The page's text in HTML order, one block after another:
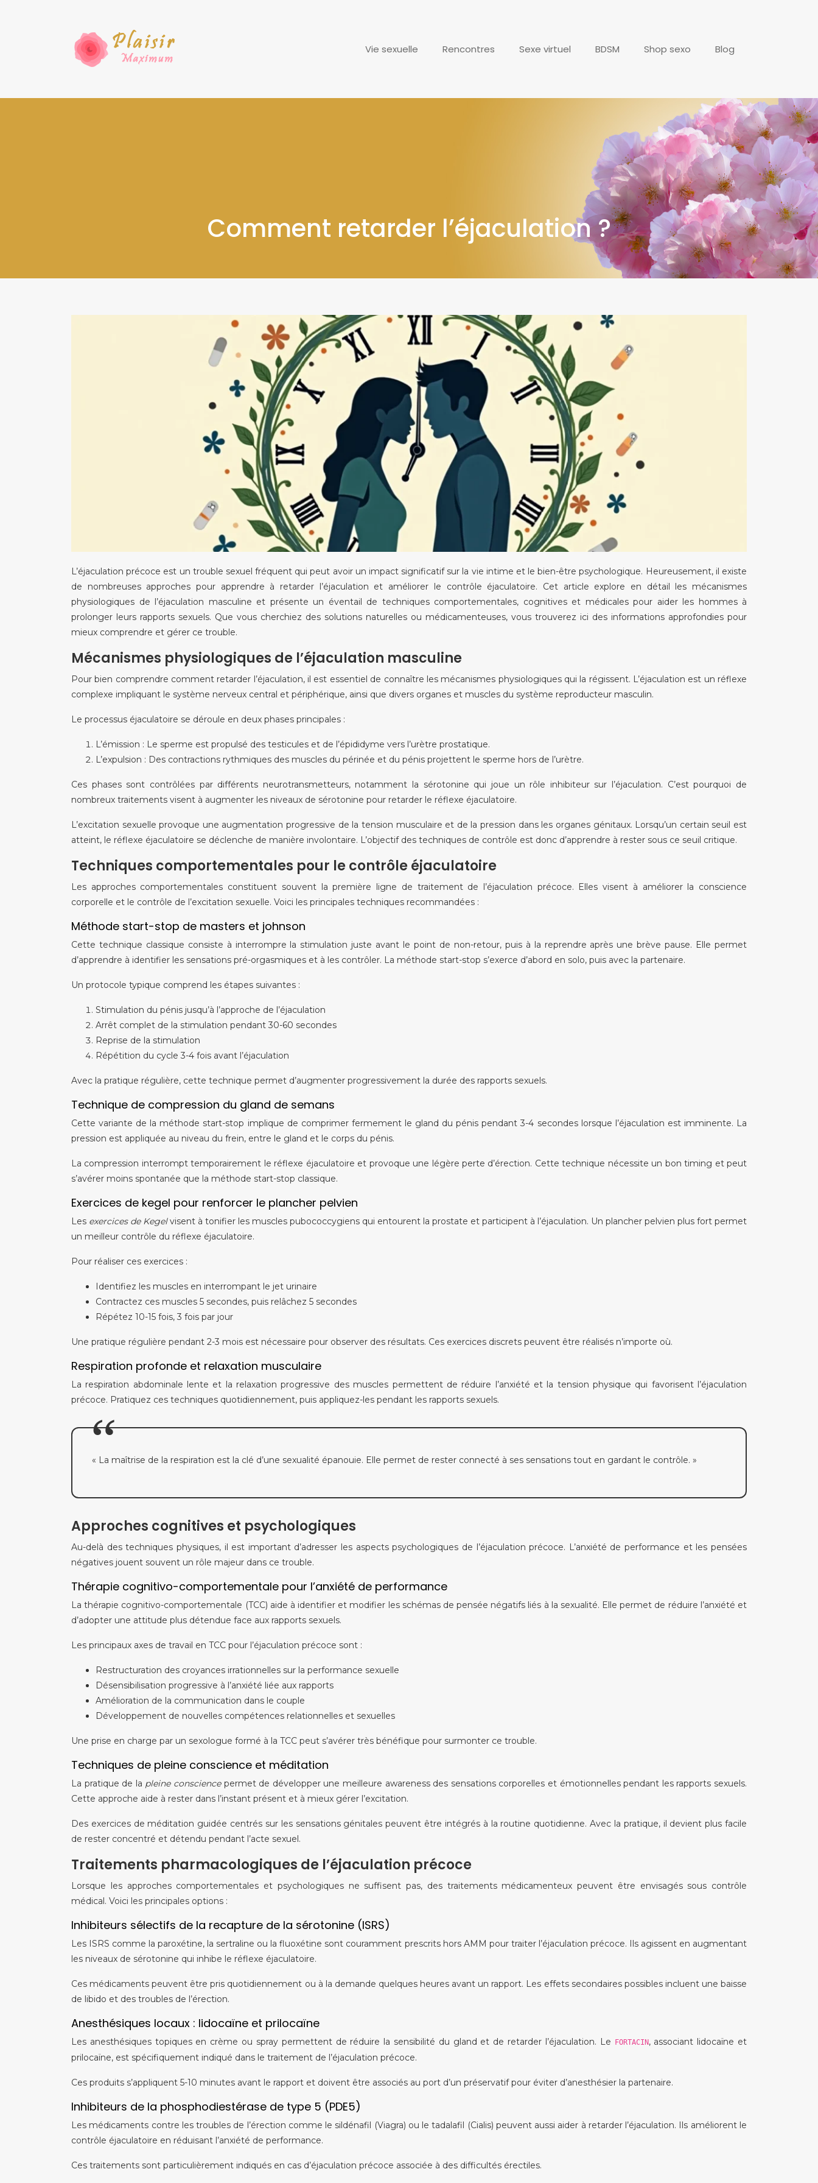
Vie sexuelle Rencontres Sexe virtuel BDSM Shop sexo Blog
Comment retarder l’éjaculation ?
L’éjaculation précoce est un trouble sexuel fréquent qui peut avoir un impact significatif sur la vie intime et le bien-être psychologique. Heureusement, il existe
de nombreuses approches pour apprendre à retarder l’éjaculation et améliorer le contrôle éjaculatoire. Cet article explore en détail les mécanismes
physiologiques de l’éjaculation masculine et présente un éventail de techniques comportementales, cognitives et médicales pour aider les hommes à
prolonger leurs rapports sexuels. Que vous cherchiez des solutions naturelles ou médicamenteuses, vous trouverez ici des informations approfondies pour
mieux comprendre et gérer ce trouble.
Mécanismes physiologiques de l’éjaculation masculine
Pour bien comprendre comment retarder l’éjaculation, il est essentiel de connaître les mécanismes physiologiques qui la régissent. L’éjaculation est un réflexe
complexe impliquant le système nerveux central et périphérique, ainsi que divers organes et muscles du système reproducteur masculin.
Le processus éjaculatoire se déroule en deux phases principales :
L’émission : Le sperme est propulsé des testicules et de l’épididyme vers l’urètre prostatique.
L’expulsion : Des contractions rythmiques des muscles du périnée et du pénis projettent le sperme hors de l’urètre.
Ces phases sont contrôlées par différents neurotransmetteurs, notamment la sérotonine qui joue un rôle inhibiteur sur l’éjaculation. C’est pourquoi de
nombreux traitements visent à augmenter les niveaux de sérotonine pour retarder le réflexe éjaculatoire.
L’excitation sexuelle provoque une augmentation progressive de la tension musculaire et de la pression dans les organes génitaux. Lorsqu’un certain seuil est
atteint, le réflexe éjaculatoire se déclenche de manière involontaire. L’objectif des techniques de contrôle est donc d’apprendre à rester sous ce seuil critique.
Techniques comportementales pour le contrôle éjaculatoire
Les approches comportementales constituent souvent la première ligne de traitement de l’éjaculation précoce. Elles visent à améliorer la conscience
corporelle et le contrôle de l’excitation sexuelle. Voici les principales techniques recommandées :
Méthode start-stop de masters et johnson
Cette technique classique consiste à interrompre la stimulation juste avant le point de non-retour, puis à la reprendre après une brève pause. Elle permet
d’apprendre à identifier les sensations pré-orgasmiques et à les contrôler. La méthode start-stop s’exerce d’abord en solo, puis avec la partenaire.
Un protocole typique comprend les étapes suivantes :
Stimulation du pénis jusqu’à l’approche de l’éjaculation
Arrêt complet de la stimulation pendant 30-60 secondes
Reprise de la stimulation
Répétition du cycle 3-4 fois avant l’éjaculation
Avec la pratique régulière, cette technique permet d’augmenter progressivement la durée des rapports sexuels.
Technique de compression du gland de semans
Cette variante de la méthode start-stop implique de comprimer fermement le gland du pénis pendant 3-4 secondes lorsque l’éjaculation est imminente. La
pression est appliquée au niveau du frein, entre le gland et le corps du pénis.
La compression interrompt temporairement le réflexe éjaculatoire et provoque une légère perte d’érection. Cette technique nécessite un bon timing et peut
s’avérer moins spontanée que la méthode start-stop classique.
Exercices de kegel pour renforcer le plancher pelvien
Les exercices de Kegelvisent à tonifier les muscles pubococcygiens qui entourent la prostate et participent à l’éjaculation. Un plancher pelvien plus fort permet
un meilleur contrôle du réflexe éjaculatoire.
Pour réaliser ces exercices :
Identifiez les muscles en interrompant le jet urinaire
Contractez ces muscles 5 secondes, puis relâchez 5 secondes
Répétez 10-15 fois, 3 fois par jour
Une pratique régulière pendant 2-3 mois est nécessaire pour observer des résultats. Ces exercices discrets peuvent être réalisés n’importe où.
Respiration profonde et relaxation musculaire
La respiration abdominale lente et la relaxation progressive des muscles permettent de réduire l’anxiété et la tension physique qui favorisent l’éjaculation
précoce. Pratiquez ces techniques quotidiennement, puis appliquez-les pendant les rapports sexuels.
« La maîtrise de la respiration est la clé d’une sexualité épanouie. Elle permet de rester connecté à ses sensations tout en gardant le contrôle. »
Approches cognitives et psychologiques
Au-delà des techniques physiques, il est important d’adresser les aspects psychologiques de l’éjaculation précoce. L’anxiété de performance et les pensées
négatives jouent souvent un rôle majeur dans ce trouble.
Thérapie cognitivo-comportementale pour l’anxiété de performance
La thérapie cognitivo-comportementale (TCC) aide à identifier et modifier les schémas de pensée négatifs liés à la sexualité. Elle permet de réduire l’anxiété et
d’adopter une attitude plus détendue face aux rapports sexuels.
Les principaux axes de travail en TCC pour l’éjaculation précoce sont :
Restructuration des croyances irrationnelles sur la performance sexuelle
Désensibilisation progressive à l’anxiété liée aux rapports
Amélioration de la communication dans le couple
Développement de nouvelles compétences relationnelles et sexuelles
Une prise en charge par un sexologue formé à la TCC peut s’avérer très bénéfique pour surmonter ce trouble.
Techniques de pleine conscience et méditation
La pratique de la pleine consciencepermet de développer une meilleure awareness des sensations corporelles et émotionnelles pendant les rapports sexuels.
Cette approche aide à rester dans l’instant présent et à mieux gérer l’excitation.
Des exercices de méditation guidée centrés sur les sensations génitales peuvent être intégrés à la routine quotidienne. Avec la pratique, il devient plus facile
de rester concentré et détendu pendant l’acte sexuel.
Traitements pharmacologiques de l’éjaculation précoce
Lorsque les approches comportementales et psychologiques ne suffisent pas, des traitements médicamenteux peuvent être envisagés sous contrôle
médical. Voici les principales options :
Inhibiteurs sélectifs de la recapture de la sérotonine (ISRS)
Les ISRS comme la paroxétine, la sertraline ou la fluoxétine sont couramment prescrits hors AMM pour traiter l’éjaculation précoce. Ils agissent en augmentant
les niveaux de sérotonine qui inhibe le réflexe éjaculatoire.
Ces médicaments peuvent être pris quotidiennement ou à la demande quelques heures avant un rapport. Les effets secondaires possibles incluent une baisse
de libido et des troubles de l’érection.
Anesthésiques locaux : lidocaïne et prilocaïne
Les anesthésiques topiques en crème ou spray permettent de réduire la sensibilité du gland et de retarder l’éjaculation. Le FORTACIN, associant lidocaïne et
prilocaïne, est spécifiquement indiqué dans le traitement de l’éjaculation précoce.
Ces produits s’appliquent 5-10 minutes avant le rapport et doivent être associés au port d’un préservatif pour éviter d’anesthésier la partenaire.
Inhibiteurs de la phosphodiestérase de type 5 (PDE5)
Les médicaments contre les troubles de l’érection comme le sildénafil (Viagra) ou le tadalafil (Cialis) peuvent aussi aider à retarder l’éjaculation. Ils améliorent le
contrôle éjaculatoire en réduisant l’anxiété de performance.
Ces traitements sont particulièrement indiqués en cas d’éjaculation précoce associée à des difficultés érectiles.